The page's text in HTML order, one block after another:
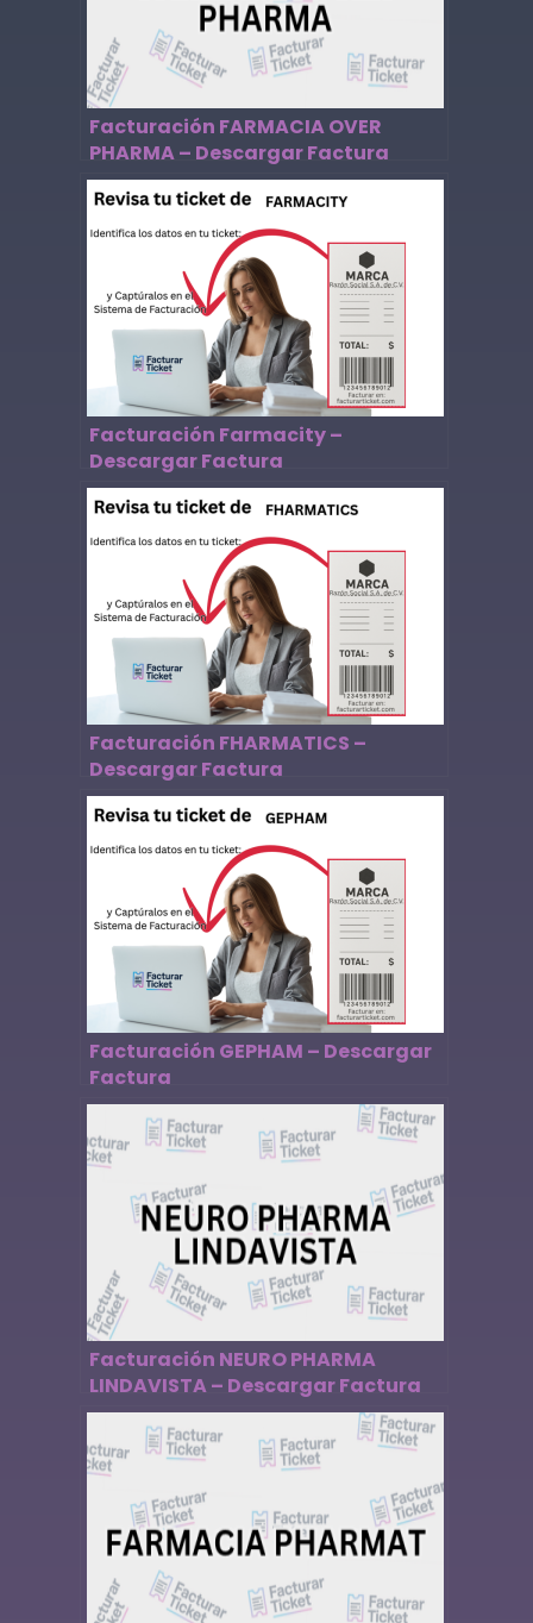
Facturación FARMACIA OVER
PHARMA – Descargar Factura
Facturación Farmacity –
Descargar Factura
Facturación FHARMATICS –
Descargar Factura
Facturación GEPHAM – Descargar
Factura
Facturación NEURO PHARMA
LINDAVISTA – Descargar Factura